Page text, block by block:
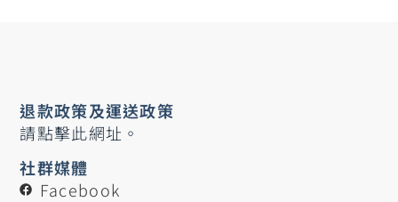
社群媒體
Facebook
退款政策及運送政策
請點擊此網址。